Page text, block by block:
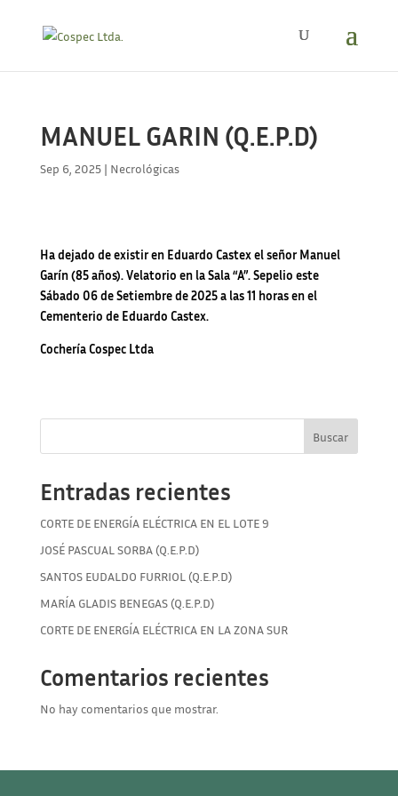
MANUEL GARIN (Q.E.P.D)
Sep 6, 2025| Necrológicas
Ha dejado de existir en Eduardo Castex el señor Manuel
Garín (85 años). Velatorio en la Sala “A”.Sepelio este
Sábado 06 de Setiembre de 2025 a las 11 horas en el
Cementerio de Eduardo Castex.
Cochería Cospec Ltda
Buscar
Entradas recientes
CORTE DE ENERGÍA ELÉCTRICA EN EL LOTE 9
JOSÉ PASCUAL SORBA (Q.E.P.D)
SANTOS EUDALDO FURRIOL (Q.E.P.D)
MARÍA GLADIS BENEGAS (Q.E.P.D)
CORTE DE ENERGÍA ELÉCTRICA EN LA ZONA SUR
Comentarios recientes
No hay comentarios que mostrar.